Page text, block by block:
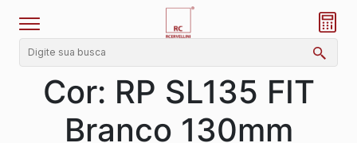
Cor: RP SL135 FIT
Branco 130mm